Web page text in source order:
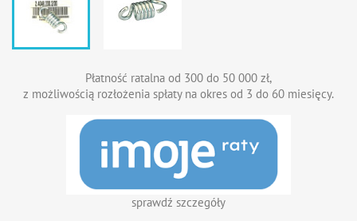
Płatność ratalna od 300 do 50 000 zł,
z możliwością rozłożenia spłaty na okres od 3 do 60 miesięcy.
sprawdź szczegóły